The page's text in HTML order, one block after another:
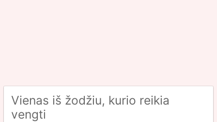
Vienas iš žodžiu, kurio reikia
vengti